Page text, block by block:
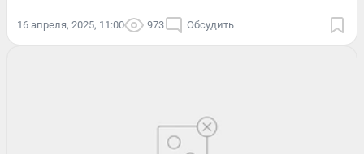
16 апреля, 2025, 11:00 973 Обсудить